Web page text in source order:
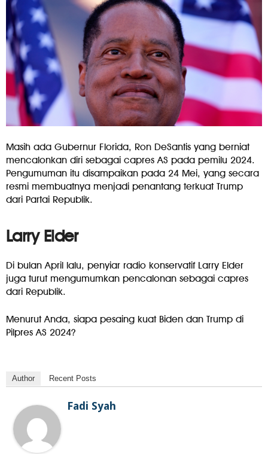
Masih ada Gubernur Florida, Ron DeSantis yang berniat
mencalonkan diri sebagai capres AS pada pemilu 2024.
Pengumuman itu disampaikan pada 24 Mei, yang secara
resmi membuatnya menjadi penantang terkuat Trump
dari Partai Republik.
Larry Elder
Di bulan April lalu, penyiar radio konservatif Larry Elder
juga turut mengumumkan pencalonan sebagai capres
dari Republik.
Menurut Anda, siapa pesaing kuat Biden dan Trump di
Pilpres AS 2024?
Author Recent Posts
Fadi Syah